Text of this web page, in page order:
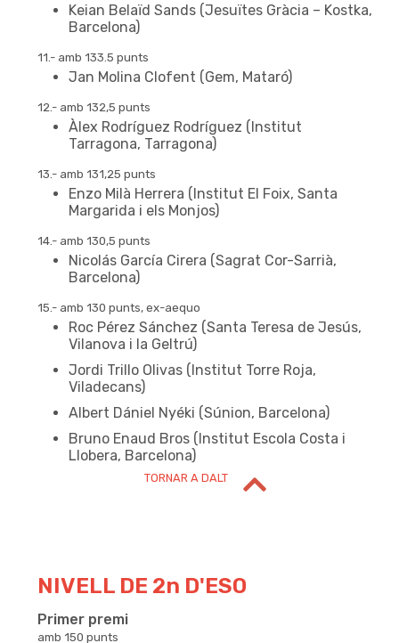
Keian Belaïd Sands (Jesuïtes Gràcia – Kostka,
Barcelona)
11.- amb 133.5 punts
Jan Molina Clofent (Gem, Mataró)
12.- amb 132,5 punts
Àlex Rodríguez Rodríguez (Institut
Tarragona, Tarragona)
13.- amb 131,25 punts
Enzo Milà Herrera (Institut El Foix, Santa
Margarida i els Monjos)
14.- amb 130,5 punts
Nicolás García Cirera (Sagrat Cor-Sarrià,
Barcelona)
15.- amb 130 punts, ex-aequo
Roc Pérez Sánchez (Santa Teresa de Jesús,
Vilanova i la Geltrú)
Jordi Trillo Olivas (Institut Torre Roja,
Viladecans)
Albert Dániel Nyéki (Súnion, Barcelona)
Bruno Enaud Bros (Institut Escola Costa i
Llobera, Barcelona)
TORNAR A DALT
NIVELL DE 2n D'ESO
NIVELL DE 2n D'ESO
Primer premi
amb 150 punts